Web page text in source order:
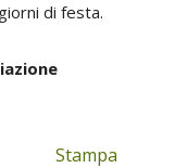
di festa.
Stampa